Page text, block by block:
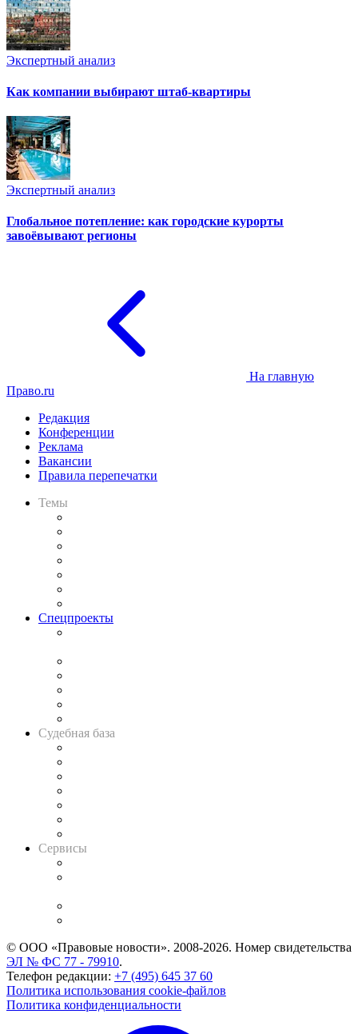
Экспертный анализ
Как компании выбирают штаб-квартиры
Экспертный анализ
Глобальное потепление: как городские курорты
завоёвывают регионы
На главную
Право.ru
Редакция
Конференции
Реклама
Вакансии
Правила перепечатки
Темы
Спецпроекты
Судебная база
Сервисы
© ООО «Правовые новости». 2008-2026. Номер свидетельства
ЭЛ № ФС 77 - 79910.
Телефон редакции: +7 (495) 645 37 60
Политика использования cookie-файлов
Политика конфиденциальности